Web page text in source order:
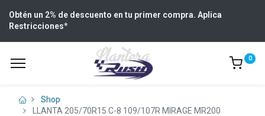
Obtén un 2% de descuento en tu primer compra. Aplica
Restricciones*
0
Shop
LLANTA 205/70R15 C-8 109/107R MIRAGE MR200